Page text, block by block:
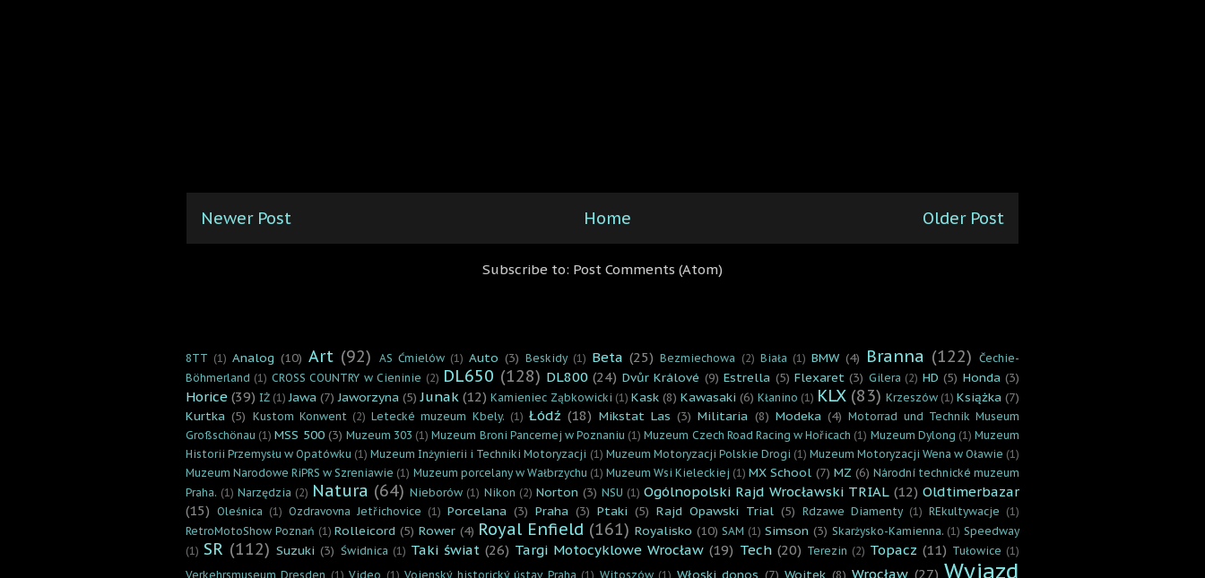
Newer Post Older Post
Home
Subscribe to: Post Comments (Atom)
8TT (1) Analog (10) Art (92) AS Ćmielów (1) Auto (3) Beskidy (1) Beta (25) Bezmiechowa (2) Biała (1) BMW (4) Branna (122)
Čechie-
Böhmerland (1) CROSS COUNTRY w Cieninie (2) DL650 (128) DL800 (24) Dvůr Králové (9) Estrella (5) Flexaret (3) Gilera (2) HD (5) Honda (3)
Horice (39) IŻ (1) Jawa (7) Jaworzyna (5) Junak (12) Kamieniec Ząbkowicki (1) Kask (8) Kawasaki (6) Kłanino (1) KLX (83) Krzeszów (1) Książka (7)
Kurtka (5) Kustom Konwent (2) Letecké muzeum Kbely. (1) Łódź (18) Mikstat Las (3) Militaria (8) Modeka (4) Motorrad und Technik Museum
Großschönau (1) MSS 500 (3) Muzeum 303 (1) Muzeum Broni Pancernej w Poznaniu (1) Muzeum Czech Road Racing w Hořicach (1) Muzeum Dylong (1) Muzeum
Historii Przemysłu w Opatówku (1) Muzeum Inżynierii i Techniki Motoryzacji (1) Muzeum Motoryzacji Polskie Drogi (1) Muzeum Motoryzacji Wena w Oławie (1)
Muzeum Narodowe RiPRS w Szreniawie (1) Muzeum porcelany w Wałbrzychu (1) Muzeum Wsi Kieleckiej (1) MX School (7) MZ (6) Národní technické muzeum
Praha. (1) Narzędzia (2) Natura (64) Nieborów (1) Nikon (2) Norton (3) NSU (1) Ogólnopolski Rajd Wrocławski TRIAL (12) Oldtimerbazar
(15) Oleśnica (1) Ozdravovna Jetřichovice (1) Porcelana (3) Praha (3) Ptaki (5) Rajd Opawski Trial (5) Rdzawe Diamenty (1) REkultywacje (1)
RetroMotoShow Poznań (1) Rolleicord (5) Rower (4) Royal Enfield (161) Royalisko (10) SAM (1) Simson (3) Skarżysko-Kamienna. (1) Speedway
(1) SR (112) Suzuki (3) Świdnica (1) Taki świat (26) Targi Motocyklowe Wrocław (19) Tech (20) Terezin (2) Topacz (11) Tułowice (1)
Verkehrsmuseum Dresden (1) Video (1) Vojenský historický ústav Praha (1) Witoszów (1) Włoski donos (7) Wojtek (8) Wrocław (27) Wyjazd